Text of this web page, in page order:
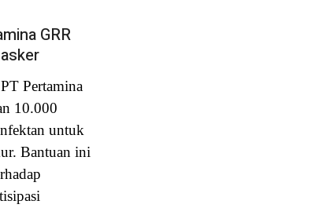
GRR
PT Pertamina
10.000
untuk
Bantuan ini